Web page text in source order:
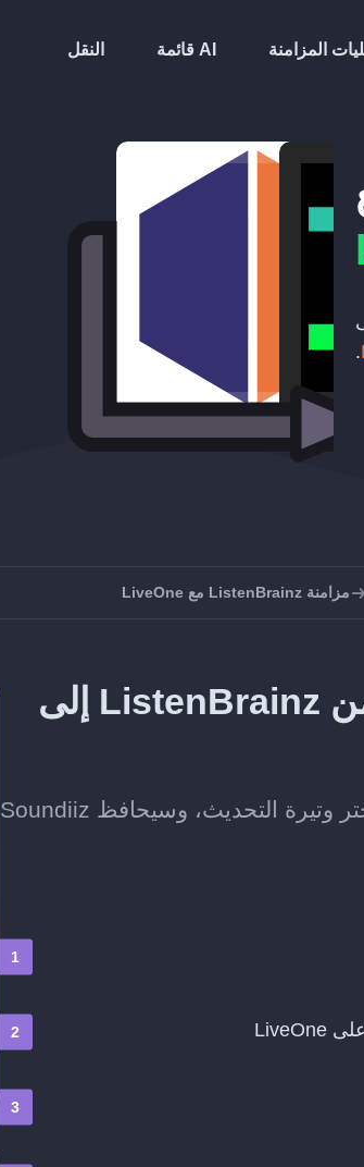
النقل قائمة AI المزامنة
.
مزامنة ListenBrainz مع LiveOne
كيف تحافظ على مزامنة قائمة التشغيل من ListenBrainz إلى
اربط قائمة تشغيل على ListenBrainz بأخرى على LiveOne، واختر وتيرة التحديث، وسيحافظ Soundiiz